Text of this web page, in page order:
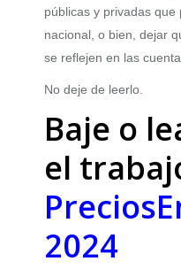
públicas y privadas
nacional, o bien, dejar
se reflejen en las
No deje de leerlo.
Baje o
el
2024